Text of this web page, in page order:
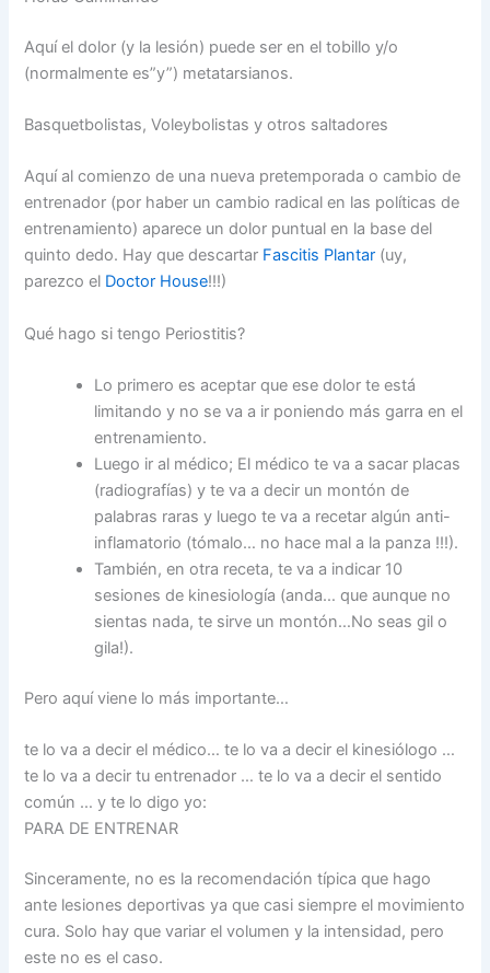
Aquí el dolor (y la lesión) puede ser en el tobillo y/o
(normalmente es”y”) metatarsianos.
Basquetbolistas, Voleybolistas y otros saltadores
Aquí al comienzo de una nueva pretemporada o cambio de
entrenador (por haber un cambio radical en las políticas de
entrenamiento) aparece un dolor puntual en la base del
quinto dedo. Hay que descartar Fascitis Plantar (uy,
parezco el Doctor House!!!)
Qué hago si tengo Periostitis?
Lo primero es aceptar que ese dolor te está
limitando y no se va a ir poniendo más garra en el
entrenamiento.
Luego ir al médico; El médico te va a sacar placas
(radiografías) y te va a decir un montón de
palabras raras y luego te va a recetar algún anti-
inflamatorio (tómalo… no hace mal a la panza !!!).
También, en otra receta, te va a indicar 10
sesiones de kinesiología (anda… que aunque no
sientas nada, te sirve un montón…No seas gil o
gila!).
Pero aquí viene lo más importante…
te lo va a decir el médico… te lo va a decir el kinesiólogo …
te lo va a decir tu entrenador … te lo va a decir el sentido
común … y te lo digo yo:
PARA DE ENTRENAR
Sinceramente, no es la recomendación típica que hago
ante lesiones deportivas ya que casi siempre el movimiento
cura. Solo hay que variar el volumen y la intensidad, pero
este no es el caso.